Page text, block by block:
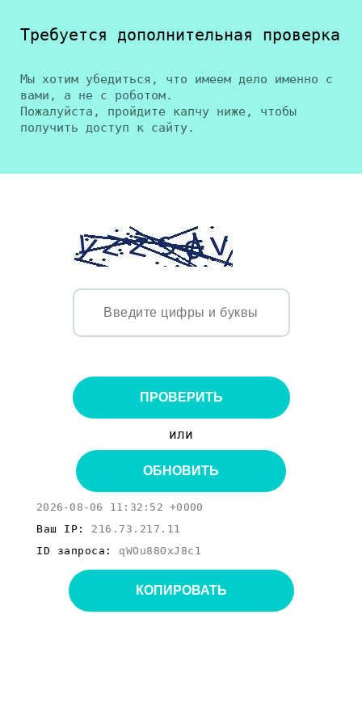
Требуется дополнительная проверка
Мы хотим убедиться, что имеем дело именно с
вами, а не с роботом.
Пожалуйста, пройдите капчу ниже, чтобы
получить доступ к сайту.
ПРОВЕРИТЬ
или
ОБНОВИТЬ
2026-08-06 11:32:52 +0000
Ваш IP: 216.73.217.11
ID запроса: qWOu88OxJ8c1
КОПИРОВАТЬ